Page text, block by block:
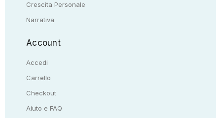
Crescita Personale
Narrativa
Account
Accedi
Carrello
Checkout
Aiuto e FAQ